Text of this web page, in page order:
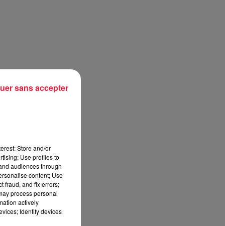
Store and/or
Use profiles to
audiences through
content; Use
fraud, and fix errors;
process personal
actively
Identify devices
sans accepter